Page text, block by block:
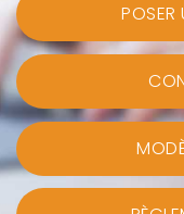
POSER